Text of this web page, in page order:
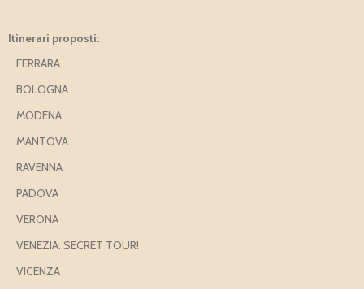
Itinerari proposti:
FERRARA
BOLOGNA
MODENA
MANTOVA
RAVENNA
PADOVA
VERONA
VENEZIA: SECRET TOUR!
VICENZA